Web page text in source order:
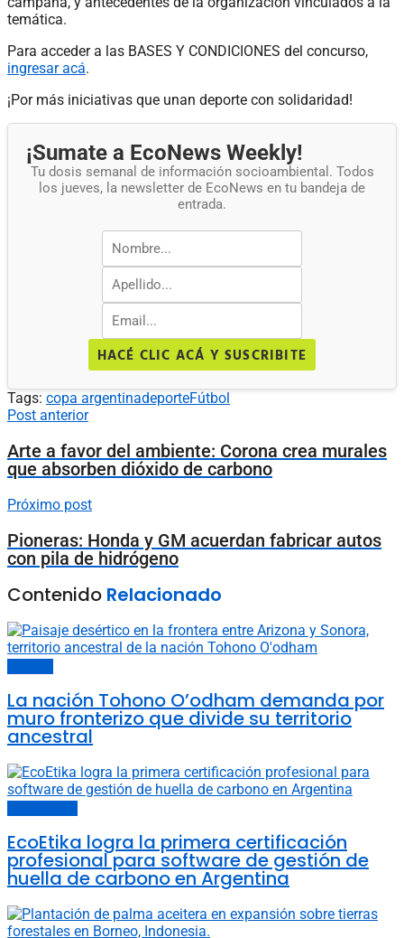
temática.
Para acceder a las BASES Y CONDICIONES del concurso,
ingresar acá.
¡Por más iniciativas que unan deporte con solidaridad!
¡Sumate a EcoNews Weekly!
Tu dosis semanal de información socioambiental. Todos
los jueves, la newsletter de EcoNews en tu bandeja de
entrada.
HACÉ CLIC ACÁ Y SUSCRIBITE
Tags: copa argentinadeporteFútbol
Post anterior
Arte a favor del ambiente: Corona crea murales
que absorben dióxido de carbono
Próximo post
Pioneras: Honda y GM acuerdan fabricar autos
con pila de hidrógeno
Contenido Relacionado
La nación Tohono O’odham demanda por
muro fronterizo que divide su territorio
ancestral
EcoEtika logra la primera certificación
profesional para software de gestión de
huella de carbono en Argentina